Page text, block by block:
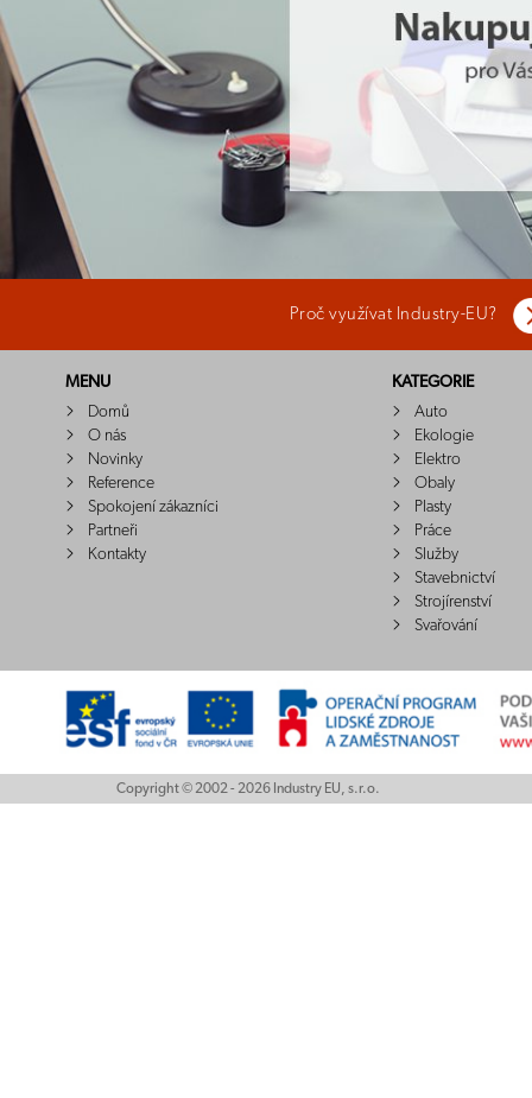
Proč využívat Industry-EU?
MENU
Domů
O nás
Novinky
Reference
Spokojení zákazníci
Partneři
Kontakty
KATEGORIE
Auto
Ekologie
Elektro
Obaly
Plasty
Práce
Služby
Stavebnictví
Strojírenství
Svařování
Copyright © 2002 - 2026 Industry EU, s.r.o.